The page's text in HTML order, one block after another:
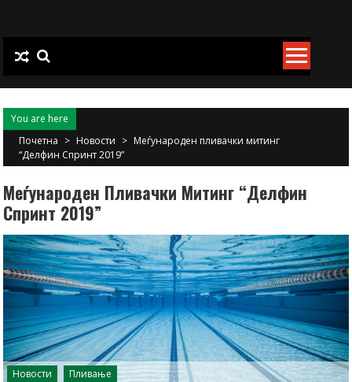
content
You are here
Почетна > Новости > Меѓународен пливачки митинг
“Делфин Спринт 2019”
Меѓународен Пливачки Митинг “Делфин
Спринт 2019”
Новости Пливање